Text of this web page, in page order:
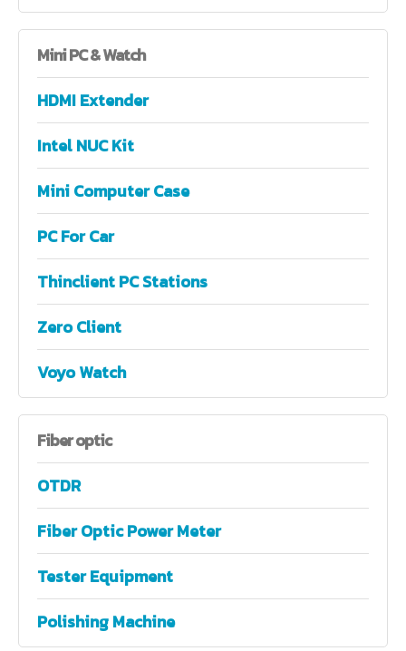
MiniPC & Watch
HDMI Extender
Intel NUC Kit
Mini Computer Case
PC For Car
Thinclient PC Stations
Zero Client
Voyo Watch
Fiberoptic
OTDR
Fiber Optic Power Meter
Tester Equipment
Polishing Machine